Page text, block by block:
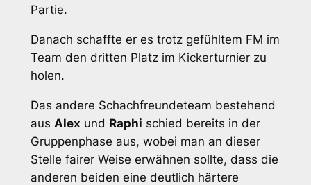
Partie.
Danach schaffte er es trotz gefühltem FM im
Team den dritten Platz im Kickerturnier zu
holen.
Das andere Schachfreundeteam bestehend
aus Alex und Raphi schied bereits in der
Gruppenphase aus, wobei man an dieser
Stelle fairer Weise erwähnen sollte, dass die
anderen beiden eine deutlich härtere